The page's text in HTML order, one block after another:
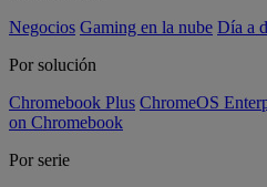
Negocios Gaming en la nube Día a
Por solución
Chromebook Plus ChromeOS
on Chromebook
Por serie